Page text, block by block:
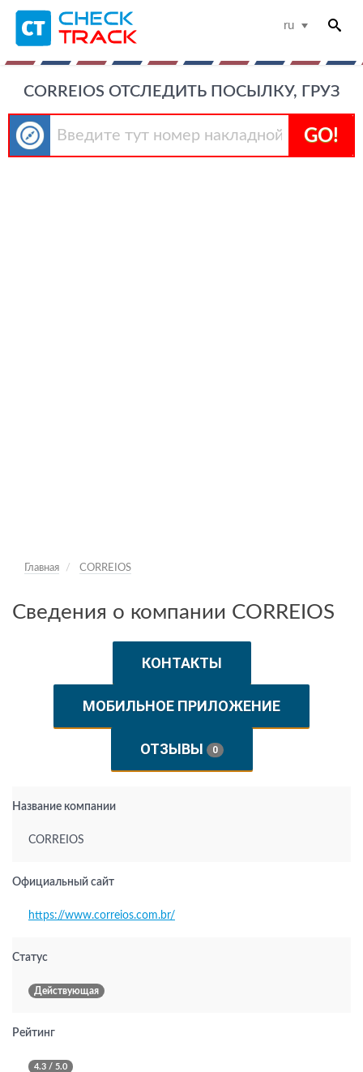
ru
CORREIOS ОТСЛЕДИТЬ ПОСЫЛКУ, ГРУЗ
GO!
Главная CORREIOS
Сведения о компании CORREIOS
КОНТАКТЫ
МОБИЛЬНОЕ ПРИЛОЖЕНИЕ
ОТЗЫВЫ 0
Название компании
CORREIOS
Официальный сайт
https://www.correios.com.br/
Статус
Действующая
Рейтинг
4.3 / 5.0